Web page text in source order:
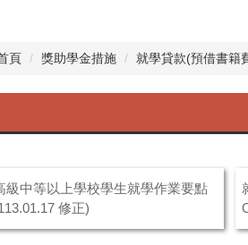
頁 獎助學金措施 就學貸款(預借書籍
級中等以上學校學生就學作業要點
修正)